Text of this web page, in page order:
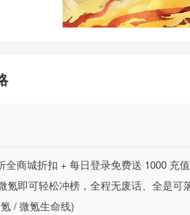
商城折扣 + 每日登录免费送 1000 充
即可轻松冲榜，全程无废话、全是可
/ 微氪生命线)